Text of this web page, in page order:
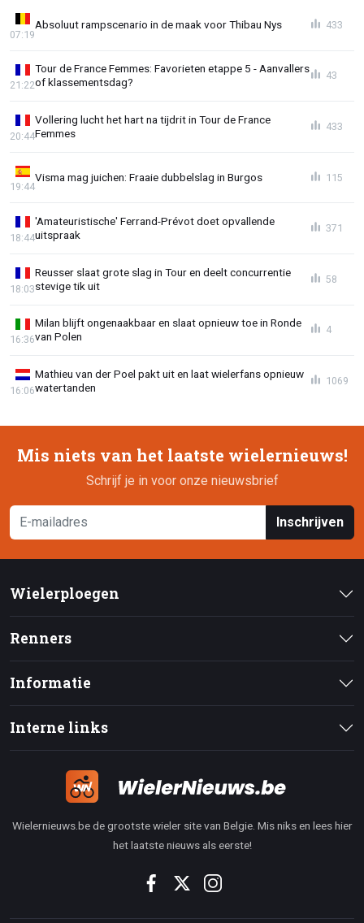
Absoluut rampscenario in de maak voor Thibau Nys
07:19
433
Tour de France Femmes: Favorieten etappe 5 - Aanvallers
of klassementsdag?
21:22
43
Vollering lucht het hart na tijdrit in Tour de France
Femmes
20:44
433
Visma mag juichen: Fraaie dubbelslag in Burgos
19:44
115
'Amateuristische' Ferrand-Prévot doet opvallende
uitspraak
18:44
371
Reusser slaat grote slag in Tour en deelt concurrentie
stevige tik uit
18:03
58
Milan blijft ongenaakbaar en slaat opnieuw toe in Ronde
van Polen
16:36
4
Mathieu van der Poel pakt uit en laat wielerfans opnieuw
watertanden
16:06
1069
Mis niets van het laatste wielernieuws!
Schrijf je in voor onze nieuwsbrief
Inschrijven
Wielerploegen
Renners
Informatie
Interne links
Wielernieuws.be de grootste wieler site van Belgie. Mis niks en lees hier
het laatste nieuws als eerste!